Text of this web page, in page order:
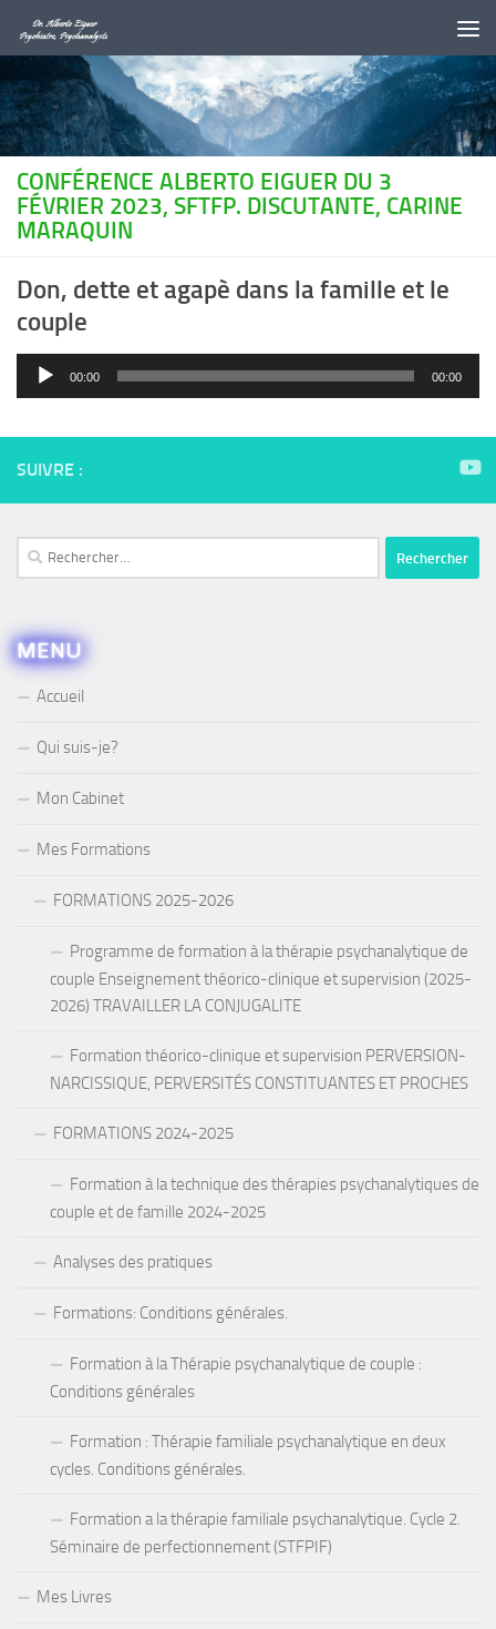
Au dessous du contenu
CONFÉRENCE ALBERTO EIGUER DU 3
FÉVRIER 2023, SFTFP. DISCUTANTE, CARINE
MARAQUIN
Don, dette et agapè dans la famille et le
couple
Lecteur
audio
00:00 00:00
SUIVRE :
Rechercher :
MENU
Accueil
Qui suis-je?
Mon Cabinet
Mes Formations
FORMATIONS 2025-2026
Programme de formation à la thérapie psychanalytique de
couple Enseignement théorico-clinique et supervision (2025-
2026) TRAVAILLER LA CONJUGALITE
Formation théorico-clinique et supervision PERVERSION-
NARCISSIQUE, PERVERSITÉS CONSTITUANTES ET PROCHES
FORMATIONS 2024-2025
Formation à la technique des thérapies psychanalytiques de
couple et de famille 2024-2025
Analyses des pratiques
Formations: Conditions générales.
Formation à la Thérapie psychanalytique de couple :
Conditions générales
Formation : Thérapie familiale psychanalytique en deux
cycles. Conditions générales.
Formation a la thérapie familiale psychanalytique. Cycle 2.
Séminaire de perfectionnement (STFPIF)
Mes Livres